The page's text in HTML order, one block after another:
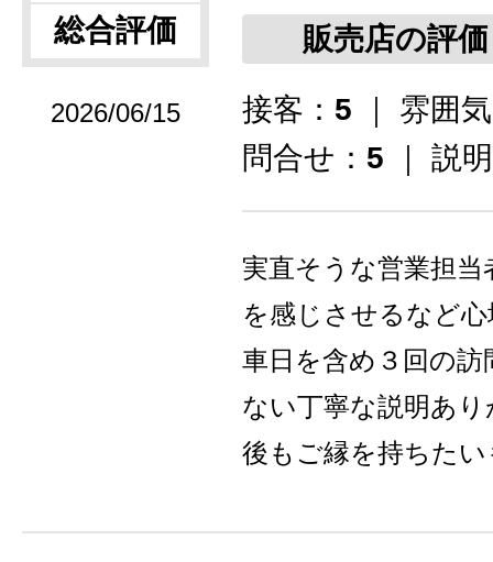
総合評価
2026/06/15
販売店の評価
接客： 5 ｜ 雰囲
問合せ： 5 ｜ 説
実直そうな営業担
を感じさせるなど
車日を含め３回の
ない丁寧な説明あ
後もご縁を持ちた